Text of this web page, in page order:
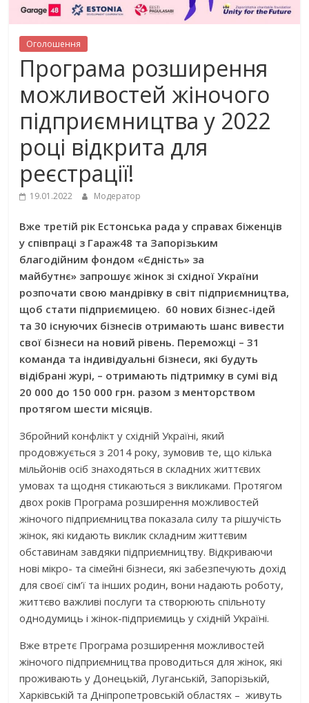
Оголошення
Програма розширення
можливостей жіночого
підприємництва у 2022
році відкрита для
реєстрації!
19.01.2022 Модератор
Вже третій рік Естонська рада у справах біженців
у співпраці з Гараж48 та Запорізьким
благодійним фондом «Єдність» за
майбутнє» запрошує жінок зі східної України
розпочати свою мандрівку в світ підприємництва,
щоб стати підприємицею. 60 нових бізнес-ідей
та 30 існуючих бізнесів отримають шанс вивести
свої бізнеси на новий рівень. Переможці – 31
команда та індивідуальні бізнеси, які будуть
відібрані журі, – отримають підтримку в сумі від
20 000 до 150 000 грн. разом з менторством
протягом шести місяців.
Збройний конфлікт у східній Україні, який
продовжується з 2014 року, зумовив те, що кілька
мільйонів осіб знаходяться в складних життєвих
умовах та щодня стикаються з викликами. Протягом
двох років Програма розширення можливостей
жіночого підприємництва показала силу та рішучість
жінок, які кидають виклик складним життєвим
обставинам завдяки підприємництву. Відкриваючи
нові мікро- та сімейні бізнеси, які забезпечують дохід
для своєї сім’ї та інших родин, вони надають роботу,
життєво важливі послуги та створюють спільноту
однодумиць і жінок-підприємиць у східній Україні.
Вже втретє Програма розширення можливостей
жіночого підприємництва проводиться для жінок, які
проживають у Донецькій, Луганській, Запорізькій,
Харківській та Дніпропетровській областях – живуть